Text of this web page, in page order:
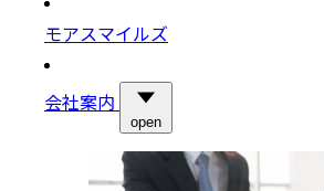
モアスマイルズ
会社案内
open